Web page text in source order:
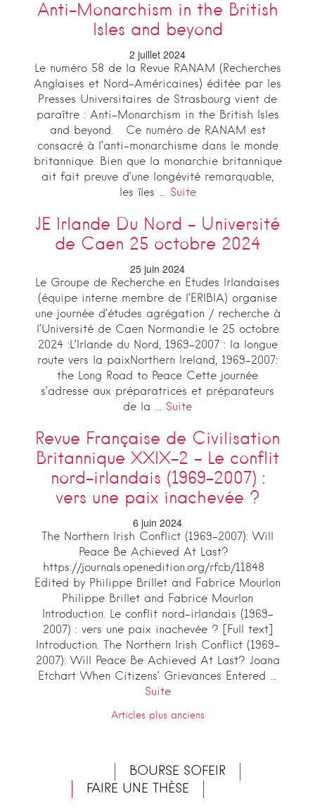
Anti-Monarchism in the British
Isles and beyond
2 juillet 2024
Le numéro 58 de la Revue RANAM (Recherches
Anglaises et Nord-Américaines) éditée par les
Presses Universitaires de Strasbourg vient de
paraître : Anti-Monarchism in the British Isles
and beyond. Ce numéro de RANAM est
consacré à l’anti-monarchisme dans le monde
britannique. Bien que la monarchie britannique
ait fait preuve d’une longévité remarquable,
les îles … Suite
JE Irlande Du Nord – Université
de Caen 25 octobre 2024
25 juin 2024
Le Groupe de Recherche en Etudes Irlandaises
(équipe interne membre de l’ERIBIA) organise
une journée d’études agrégation / recherche à
l’Université de Caen Normandie le 25 octobre
2024 :L’Irlande du Nord, 1969-2007 : la longue
route vers la paixNorthern Ireland, 1969-2007:
the Long Road to Peace Cette journée
s’adresse aux préparatrices et préparateurs
de la … Suite
Revue Française de Civilisation
Britannique XXIX-2 – Le conflit
nord-irlandais (1969-2007) :
vers une paix inachevée ?
6 juin 2024
The Northern Irish Conflict (1969-2007): Will
Peace Be Achieved At Last?
https://journals.openedition.org/rfcb/11848
Edited by Philippe Brillet and Fabrice Mourlon
Philippe Brillet and Fabrice Mourlon
Introduction. Le conflit nord-irlandais (1969-
2007) : vers une paix inachevée ? [Full text]
Introduction. The Northern Irish Conflict (1969-
2007): Will Peace Be Achieved At Last? Joana
Etchart When Citizens’ Grievances Entered …
Suite
Articles plus anciens
BOURSE SOFEIR
FAIRE UNE THÈSE